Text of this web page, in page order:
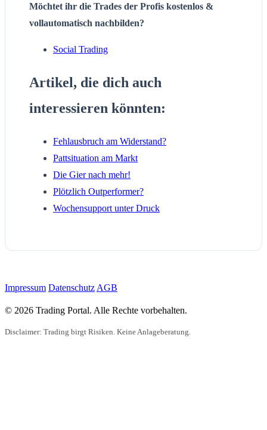
Möchtet ihr die Trades der Profis kostenlos &
vollautomatisch nachbilden?
Social Trading
Artikel, die dich auch
interessieren könnten:
Fehlausbruch am Widerstand?
Pattsituation am Markt
Die Gier nach mehr!
Plötzlich Outperformer?
Wochensupport unter Druck
Impressum Datenschutz AGB
© 2026 Trading Portal. Alle Rechte vorbehalten.
Disclaimer: Trading birgt Risiken. Keine Anlageberatung.